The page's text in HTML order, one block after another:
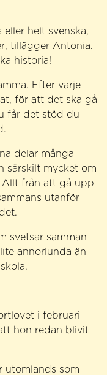
eller helt svenska,
tillägger Antonia.
historia!
Efter varje
för att det ska gå
får det stöd du
delar många
särskilt mycket om
Allt från att gå upp
utanför
svetsar samman
annorlunda än
i februari
hon redan blivit
utomlands som